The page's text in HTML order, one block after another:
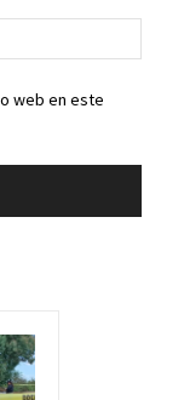
web:
web en este